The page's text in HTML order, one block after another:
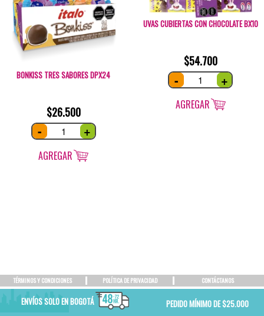
BONKISS TRES SABORES DPX24
$26.500
- Bonkiss
tres
sabores
quantity
+
AGREGAR
UVAS CUBIERTAS CON CHOCOLATE BX10
$54.700
- Uvas
cubiertas
con
Bx10
quantity
+
AGREGAR
TÉRMINOS Y CONDICIONES POLÍTICA DE PRIVACIDAD CONTÁCTANOS
ENVÍOS SOLO EN BOGOTÁ PEDIDO MÍNIMO DE $25.000